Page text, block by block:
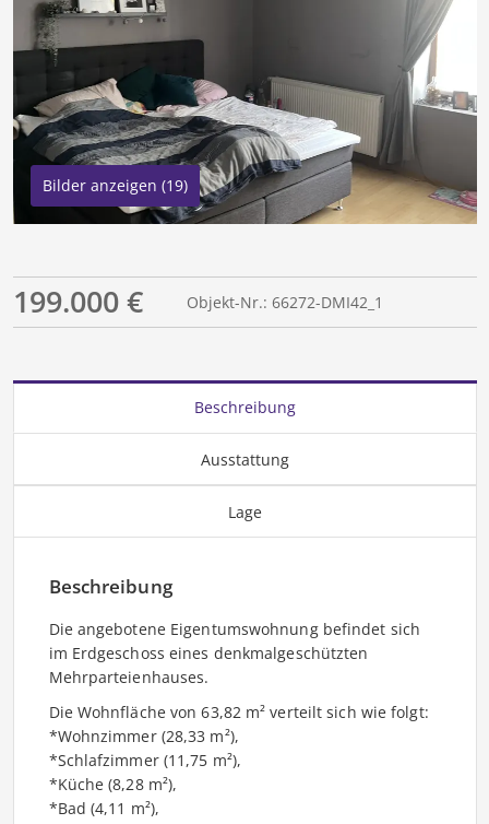
Bilder anzeigen (19)
199.000 € Objekt-Nr.: 66272-DMI42_1
Beschreibung
Ausstattung
Lage
Beschreibung
Die angebotene Eigentumswohnung befindet sich
im Erdgeschoss eines denkmalgeschützten
Mehrparteienhauses.
Die Wohnfläche von 63,82 m² verteilt sich wie folgt:
*Wohnzimmer (28,33 m²),
*Schlafzimmer (11,75 m²),
*Küche (8,28 m²),
*Bad (4,11 m²),